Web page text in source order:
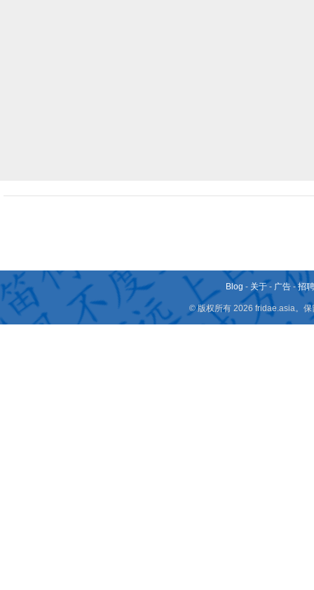
Blog - 关于 - 广告 -招
© 版权所有 2026 fridae.asia。